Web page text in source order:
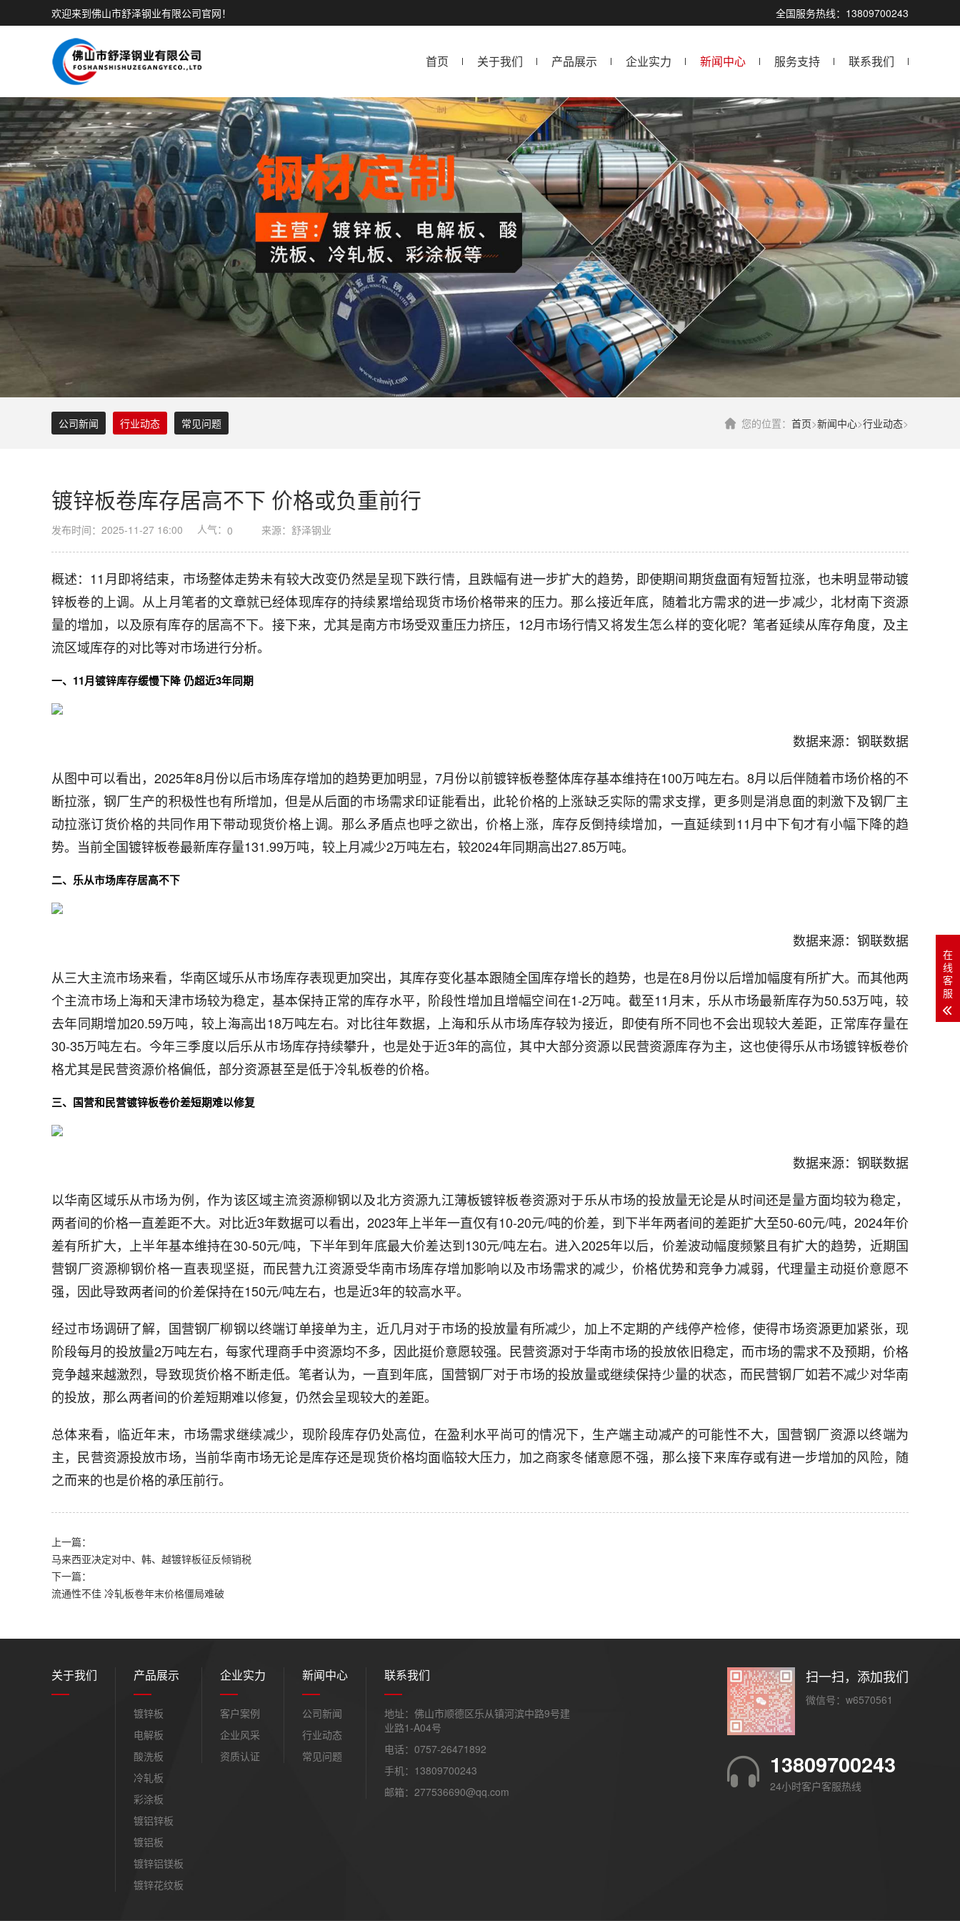
全国服务热线：13809700243
欢迎来到佛山市舒泽钢业有限公司官网！
首页 关于我们 产品展示 企业实力 新闻中心 服务支持 联系我们
您的位置： 首页>新闻中心>行业动态>
公司新闻 行业动态 常见问题
镀锌板卷库存居高不下 价格或负重前行
发布时间：2025-11-27 16:00 人气： 0 来源：舒泽钢业
概述：11月即将结束，市场整体走势未有较大改变仍然是呈现下跌行情，且跌幅有进一步扩大的趋势，即使期间期货盘面有短暂拉涨，也未明显带动镀
锌板卷的上调。从上月笔者的文章就已经体现库存的持续累增给现货市场价格带来的压力。那么接近年底，随着北方需求的进一步减少，北材南下资源
量的增加，以及原有库存的居高不下。接下来，尤其是南方市场受双重压力挤压，12月市场行情又将发生怎么样的变化呢？笔者延续从库存角度，及主
流区域库存的对比等对市场进行分析。
一、11月镀锌库存缓慢下降 仍超近3年同期
数据来源：钢联数据
从图中可以看出，2025年8月份以后市场库存增加的趋势更加明显，7月份以前镀锌板卷整体库存基本维持在100万吨左右。8月以后伴随着市场价格的不
断拉涨，钢厂生产的积极性也有所增加，但是从后面的市场需求印证能看出，此轮价格的上涨缺乏实际的需求支撑，更多则是消息面的刺激下及钢厂主
动拉涨订货价格的共同作用下带动现货价格上调。那么矛盾点也呼之欲出，价格上涨，库存反倒持续增加，一直延续到11月中下旬才有小幅下降的趋
势。当前全国镀锌板卷最新库存量131.99万吨，较上月减少2万吨左右，较2024年同期高出27.85万吨。
二、乐从市场库存居高不下
数据来源：钢联数据
从三大主流市场来看，华南区域乐从市场库存表现更加突出，其库存变化基本跟随全国库存增长的趋势，也是在8月份以后增加幅度有所扩大。而其他两
个主流市场上海和天津市场较为稳定，基本保持正常的库存水平，阶段性增加且增幅空间在1-2万吨。截至11月末，乐从市场最新库存为50.53万吨，较
去年同期增加20.59万吨，较上海高出18万吨左右。对比往年数据，上海和乐从市场库存较为接近，即使有所不同也不会出现较大差距，正常库存量在
30-35万吨左右。今年三季度以后乐从市场库存持续攀升，也是处于近3年的高位，其中大部分资源以民营资源库存为主，这也使得乐从市场镀锌板卷价
格尤其是民营资源价格偏低，部分资源甚至是低于冷轧板卷的价格。
三、国营和民营镀锌板卷价差短期难以修复
数据来源：钢联数据
以华南区域乐从市场为例，作为该区域主流资源柳钢以及北方资源九江薄板镀锌板卷资源对于乐从市场的投放量无论是从时间还是量方面均较为稳定，
两者间的价格一直差距不大。对比近3年数据可以看出，2023年上半年一直仅有10-20元/吨的价差，到下半年两者间的差距扩大至50-60元/吨，2024年价
差有所扩大，上半年基本维持在30-50元/吨，下半年到年底最大价差达到130元/吨左右。进入2025年以后，价差波动幅度频繁且有扩大的趋势，近期国
营钢厂资源柳钢价格一直表现坚挺，而民营九江资源受华南市场库存增加影响以及市场需求的减少，价格优势和竞争力减弱，代理量主动挺价意愿不
强，因此导致两者间的价差保持在150元/吨左右，也是近3年的较高水平。
经过市场调研了解，国营钢厂柳钢以终端订单接单为主，近几月对于市场的投放量有所减少，加上不定期的产线停产检修，使得市场资源更加紧张，现
阶段每月的投放量2万吨左右，每家代理商手中资源均不多，因此挺价意愿较强。民营资源对于华南市场的投放依旧稳定，而市场的需求不及预期，价格
竞争越来越激烈，导致现货价格不断走低。笔者认为，一直到年底，国营钢厂对于市场的投放量或继续保持少量的状态，而民营钢厂如若不减少对华南
的投放，那么两者间的价差短期难以修复，仍然会呈现较大的差距。
总体来看，临近年末，市场需求继续减少，现阶段库存仍处高位，在盈利水平尚可的情况下，生产端主动减产的可能性不大，国营钢厂资源以终端为
主，民营资源投放市场，当前华南市场无论是库存还是现货价格均面临较大压力，加之商家冬储意愿不强，那么接下来库存或有进一步增加的风险，随
之而来的也是价格的承压前行。
上一篇：
马来西亚决定对中、韩、越镀锌板征反倾销税
下一篇：
流通性不佳 冷轧板卷年末价格僵局难破
关于我们 产品展示
镀锌板
电解板
酸洗板
冷轧板
彩涂板
镀铝锌板
镀铝板
镀锌铝镁板
镀锌花纹板
企业实力
客户案例
企业风采
资质认证
新闻中心
公司新闻
行业动态
常见问题
联系我们
地址：佛山市顺德区乐从镇河滨中路9号建
业路1-A04号
电话：0757-26471892
手机：13809700243
邮箱：277536690@qq.com
扫一扫，添加我们
微信号：w6570561
13809700243
24小时客户客服热线
在
线
客
服